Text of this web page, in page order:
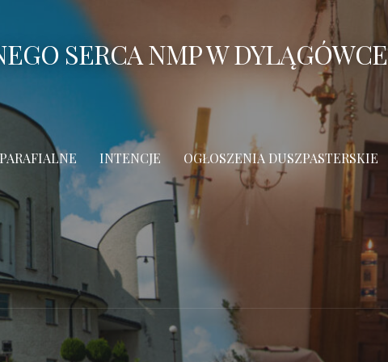
SERCA NMP W DYLĄGÓWCE
INTENCJE OGŁOSZENIA DUSZPASTERSKIE